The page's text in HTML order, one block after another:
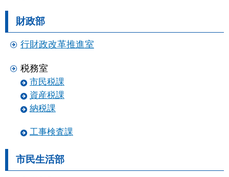
財政部
行財政改革推進室
税務室
市民税課
資産税課
納税課
工事検査課
市民生活部